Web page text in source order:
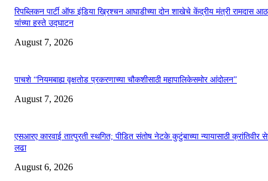
रिपब्लिकन पार्टी ऑफ इंडिया ख्रिश्चन आघाडीच्या दोन शाखेचे केंद्रीय मंत्री रामदास
यांच्या हस्ते उद्घाटन
August 7, 2026
पाचशे “नियमबाह्य वृक्षतोड प्रकरणाच्या चौकशीसाठी महापालिकेसमोर आंदोलन”
August 7, 2026
एसआरए कारवाई तात्पुरती स्थगित; पीडित संतोष नेटके कुटुंबाच्या न्यायासाठी क्रांतिवीर
लढा
August 6, 2026